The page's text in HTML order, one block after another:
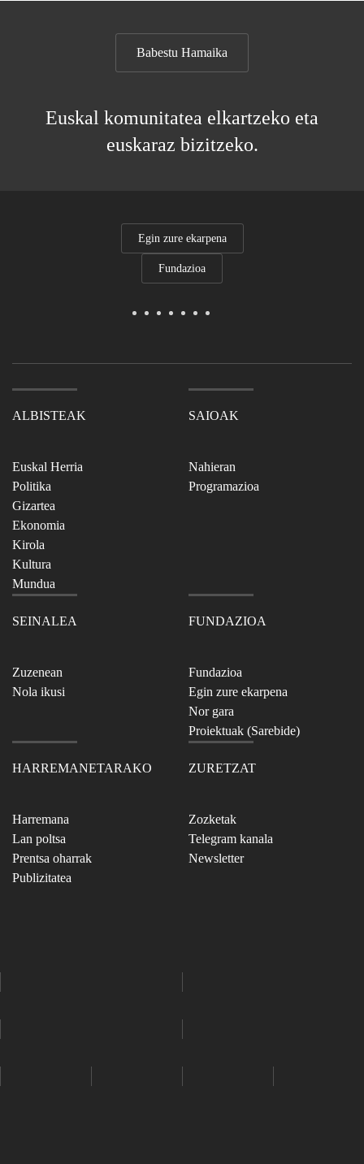
Babestu Hamaika
Euskal komunitatea elkartzeko eta
euskaraz bizitzeko.
Egin zure ekarpena
Fundazioa
ALBISTEAK
Euskal Herria
Politika
Gizartea
Ekonomia
Kirola
Kultura
Mundua
SAIOAK
Nahieran
Programazioa
SEINALEA
Zuzenean
Nola ikusi
FUNDAZIOA
Fundazioa
Egin zure ekarpena
Nor gara
Proiektuak (Sarebide)
HARREMANETARAKO
Harremana
Lan poltsa
Prentsa oharrak
Publizitatea
ZURETZAT
Zozketak
Telegram kanala
Newsletter